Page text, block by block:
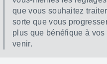
que vous souhaitez
sorte que vous
plus que bénéfique à
venir.